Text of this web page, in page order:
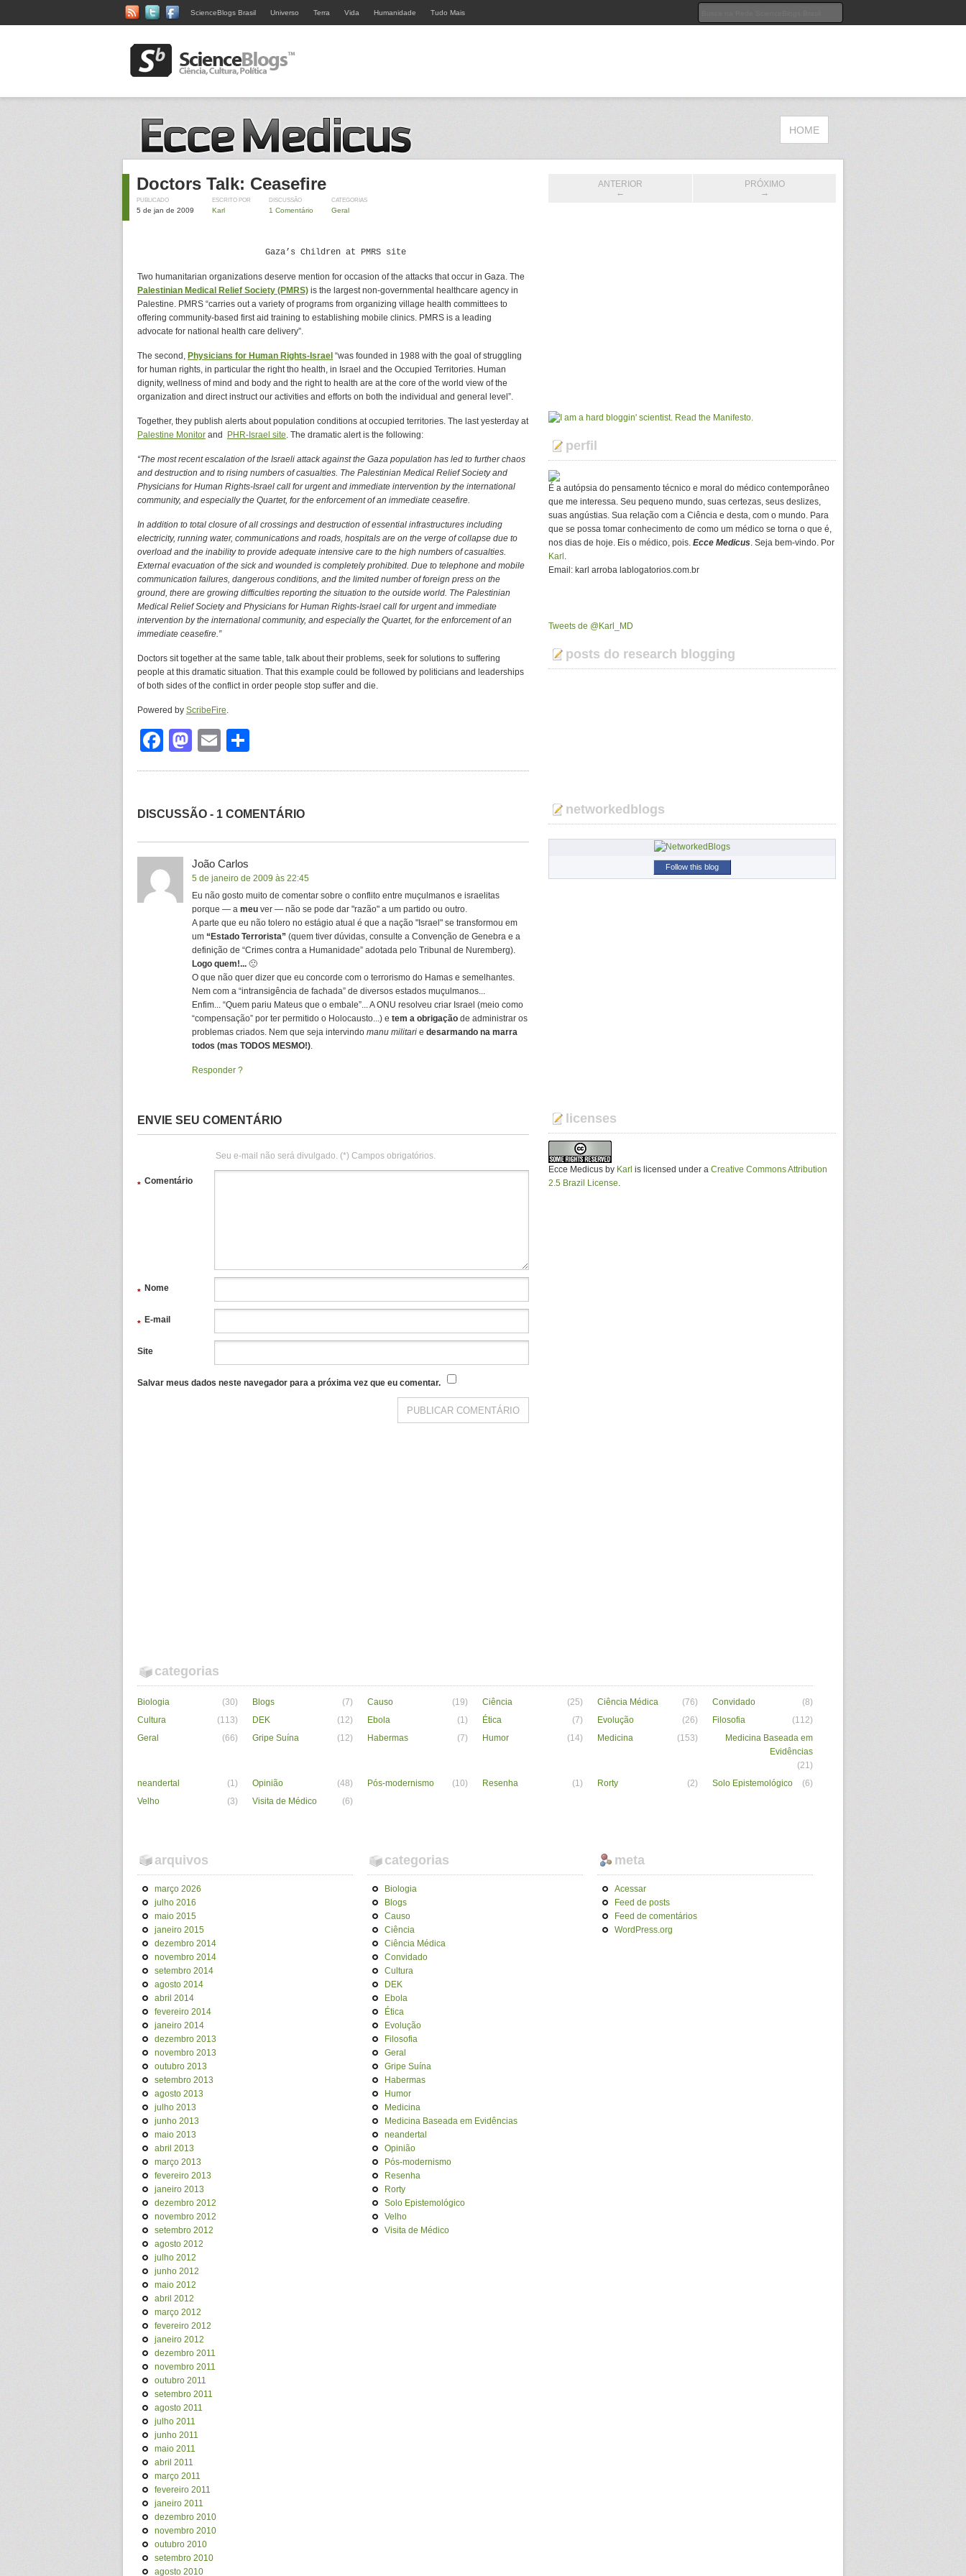
ScienceBlogs Brasil Universo Terra Vida Humanidade Tudo Mais
HOME
Doctors Talk: Ceasefire
PUBLICADO
5 de jan de 2009
ESCRITO POR
Karl
DISCUSSÃO
1 Comentário
CATEGORIAS
Geral
Gaza’s Children at PMRS site
Two humanitarian organizations deserve mention for occasion of the attacks that occur in Gaza. The
Palestinian Medical Relief Society (PMRS) is the largest non-governmental healthcare agency in
Palestine. PMRS “carries out a variety of programs from organizing village health committees to
offering community-based first aid training to establishing mobile clinics. PMRS is a leading
advocate for national health care delivery”.
The second, Physicians for Human Rights-Israel “was founded in 1988 with the goal of struggling
for human rights, in particular the right tho health, in Israel and the Occupied Territories. Human
dignity, wellness of mind and body and the right to health are at the core of the world view of the
organization and direct instruct our activities and efforts on both the individual and general level”.
Together, they publish alerts about population conditions at occupied territories. The last yesterday at
Palestine Monitor and PHR-Israel site. The dramatic alert is the following:
“The most recent escalation of the Israeli attack against the Gaza population has led to further chaos
and destruction and to rising numbers of casualties. The Palestinian Medical Relief Society and
Physicians for Human Rights-Israel call for urgent and immediate intervention by the international
community, and especially the Quartet, for the enforcement of an immediate ceasefire.
In addition to total closure of all crossings and destruction of essential infrastructures including
electricity, running water, communications and roads, hospitals are on the verge of collapse due to
overload and the inability to provide adequate intensive care to the high numbers of casualties.
External evacuation of the sick and wounded is completely prohibited. Due to telephone and mobile
communication failures, dangerous conditions, and the limited number of foreign press on the
ground, there are growing difficulties reporting the situation to the outside world. The Palestinian
Medical Relief Society and Physicians for Human Rights-Israel call for urgent and immediate
intervention by the international community, and especially the Quartet, for the enforcement of an
immediate ceasefire.”
Doctors sit together at the same table, talk about their problems, seek for solutions to suffering
people at this dramatic situation. That this example could be followed by politicians and leaderships
of both sides of the conflict in order people stop suffer and die.
Powered by ScribeFire.
Facebook
Mastodon
Email
DISCUSSÃO - 1 COMENTÁRIO
João Carlos
5 de janeiro de 2009 às 22:45
Eu não gosto muito de comentar sobre o conflito entre muçulmanos e israelitas
porque — a meu ver — não se pode dar "razão" a um partido ou outro.
A parte que eu não tolero no estágio atual é que a nação "Israel" se transformou em
um “Estado Terrorista” (quem tiver dúvidas, consulte a Convenção de Genebra e a
definição de “Crimes contra a Humanidade” adotada pelo Tribunal de Nuremberg).
Logo quem!... 🙁
O que não quer dizer que eu concorde com o terrorismo do Hamas e semelhantes.
Nem com a “intransigência de fachada” de diversos estados muçulmanos...
Enfim... “Quem pariu Mateus que o embale”... A ONU resolveu criar Israel (meio como
“compensação” por ter permitido o Holocausto...) e tem a obrigação de administrar os
problemas criados. Nem que seja intervindo manu militari e desarmando na marra
todos (mas TODOS MESMO!).
Responder
ENVIE SEU COMENTÁRIO
Seu e-mail não será divulgado. (*) Campos obrigatórios.
Comentário
*
Nome
*
E-mail
*
Site
Salvar meus dados neste navegador para a próxima vez que eu comentar.
ANTERIOR
←
PRÓXIMO
→
perfil
É a autópsia do pensamento técnico e moral do médico contemporâneo
que me interessa. Seu pequeno mundo, suas certezas, seus deslizes,
suas angústias. Sua relação com a Ciência e desta, com o mundo. Para
que se possa tomar conhecimento de como um médico se torna o que é,
nos dias de hoje. Eis o médico, pois. Ecce Medicus. Seja bem-vindo. Por
Karl .
Email: karl arroba lablogatorios.com.br
Tweets de @Karl_MD
posts do research blogging
networkedblogs
Follow this blog
licenses
Ecce Medicus by Karl is licensed under a Creative Commons Attribution
2.5 Brazil License.
categorias
Biologia (30) Blogs (7) Causo (19) Ciência (25) Ciência Médica (76) Convidado
(8)
Cultura
(113) DEK (12) Ebola (1) Ética (7) Evolução (26) Filosofia
(112)
Geral
(66) Gripe Suína (12) Habermas (7) Humor (14) Medicina (153)
Medicina Baseada em
Evidências
(21)
neandertal
(1) Opinião (48) Pós-modernismo (10) Resenha (1) Rorty (2) Solo Epistemológico
(6)
Velho
(3) Visita de Médico (6)
arquivos
março 2026
julho 2016
maio 2015
janeiro 2015
dezembro 2014
novembro 2014
setembro 2014
agosto 2014
abril 2014
fevereiro 2014
janeiro 2014
dezembro 2013
novembro 2013
outubro 2013
setembro 2013
agosto 2013
julho 2013
junho 2013
maio 2013
abril 2013
março 2013
fevereiro 2013
janeiro 2013
dezembro 2012
novembro 2012
setembro 2012
agosto 2012
julho 2012
junho 2012
maio 2012
abril 2012
março 2012
fevereiro 2012
janeiro 2012
dezembro 2011
novembro 2011
outubro 2011
setembro 2011
agosto 2011
julho 2011
junho 2011
maio 2011
abril 2011
março 2011
fevereiro 2011
janeiro 2011
dezembro 2010
novembro 2010
outubro 2010
setembro 2010
agosto 2010
categorias
Biologia
Blogs
Causo
Ciência
Ciência Médica
Convidado
Cultura
DEK
Ebola
Ética
Evolução
Filosofia
Geral
Gripe Suína
Habermas
Humor
Medicina
Medicina Baseada em Evidências
neandertal
Opinião
Pós-modernismo
Resenha
Rorty
Solo Epistemológico
Velho
Visita de Médico
meta
Acessar
Feed de posts
Feed de comentários
WordPress.org